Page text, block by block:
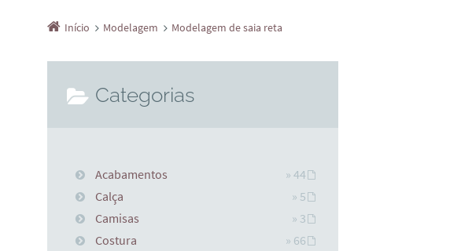
Início Modelagem Modelagem de saia reta
Categorias
Acabamentos
» 44
Calça
» 5
Camisas
» 3
Costura
» 66